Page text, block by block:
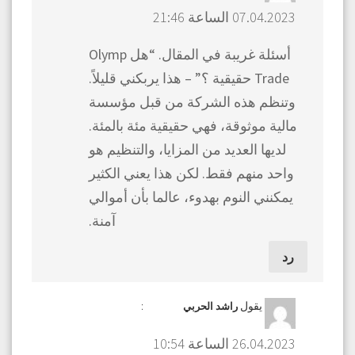
07.04.2023 الساعة 21:46
أسئلة غريبة في المقال. “هل Olymp
Trade حقيقية ؟” – هذا يربكني قليلاً.
وتنظم هذه الشركة من قبل مؤسسة
مالية موثوقة، فهي حقيقية مئة بالمئة.
لديها العديد من المزايا، والتنظيم هو
واحد منهم فقط. لكن هذا يعني الكثير
يمكنني النوم بهدوء، عالما بأن أموالي
آمنة.
رد
يقول راشد الحربي :
26.04.2023 الساعة 10:54